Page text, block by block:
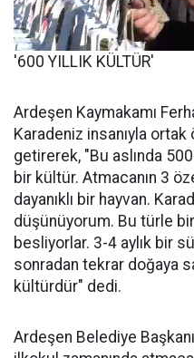
'600 YILLIK KÜLTÜR'
Ardeşen Kaymakamı
Karadeniz insanıyla
getirerek, "Bu aslında
bir kültür. Atmacanın 3
dayanıklı bir hayvan.
düşünüyorum. Bu türle
besliyorlar. 3-4 aylık bir
sonradan tekrar doğaya
kültürdür" dedi.
Ardeşen Belediye